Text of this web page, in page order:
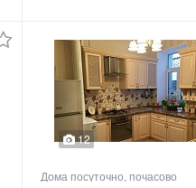
12
Дома посуточно, почасово